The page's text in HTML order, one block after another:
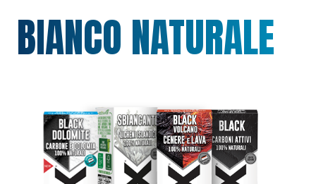
BIANCO NATURALE